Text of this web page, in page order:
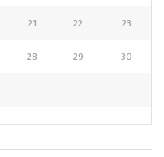
21 22
23
28 29
30